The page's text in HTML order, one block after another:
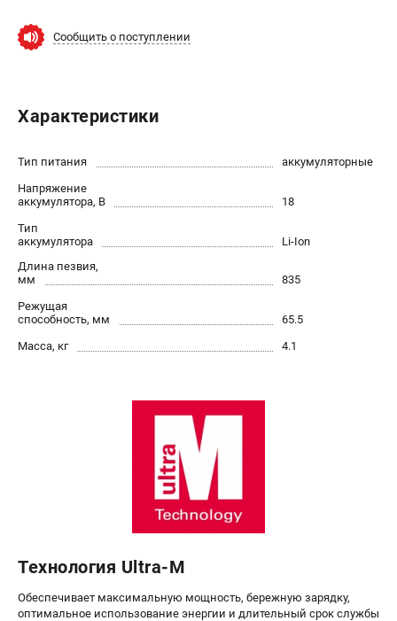
Контакты
Способы оплаты
О компании
О бренде
Политика обработки персональных данных
Программа бонусов
СЕТЕВОЙ ЭЛЕКТРОИНСТРУМЕНТ
Угловые шлифмашины (УШМ)
Пылесосы
АККУМУЛЯТОРНЫЙ ИНСТРУМЕНТ
Сообщить о поступлении
Характеристики
Тип питания
аккумуляторные
Напряжение
аккумулятора, В
18
Тип
аккумулятора
Li-Ion
Длина пезвия,
мм
835
Режущая
способность, мм
65.5
Масса, кг
4.1
Технология Ultra-M
Обеспечивает максимальную мощность, бережную зарядку,
оптимальное использование энергии и длительный срок службы